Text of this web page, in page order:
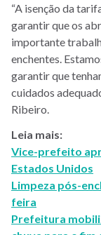
“A isenção da
garantir que os
importante
enchentes.
garantir que
cuidados
Ribeiro.
Leia mais:
Vice-prefeito
Estados Unidos
Limpeza pós-
feira
Prefeitura